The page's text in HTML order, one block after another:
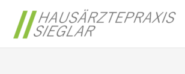
Inhalt
springen